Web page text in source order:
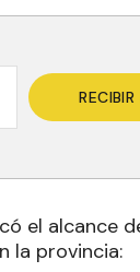
el alcance
la provincia: